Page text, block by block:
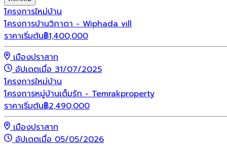
โครงการใหม่บ้าน
โครงการบ้านวิภาดา - Wiphada vill
ราคาเริ่มต้น฿1,400,000
เมืองปราสาท
อัปเดตเมื่อ 31/07/2025
โครงการใหม่บ้าน
โครงการหมู่บ้านเต็มรัก - Temrakproperty
ราคาเริ่มต้น฿2,490,000
เมืองปราสาท
อัปเดตเมื่อ 05/05/2026